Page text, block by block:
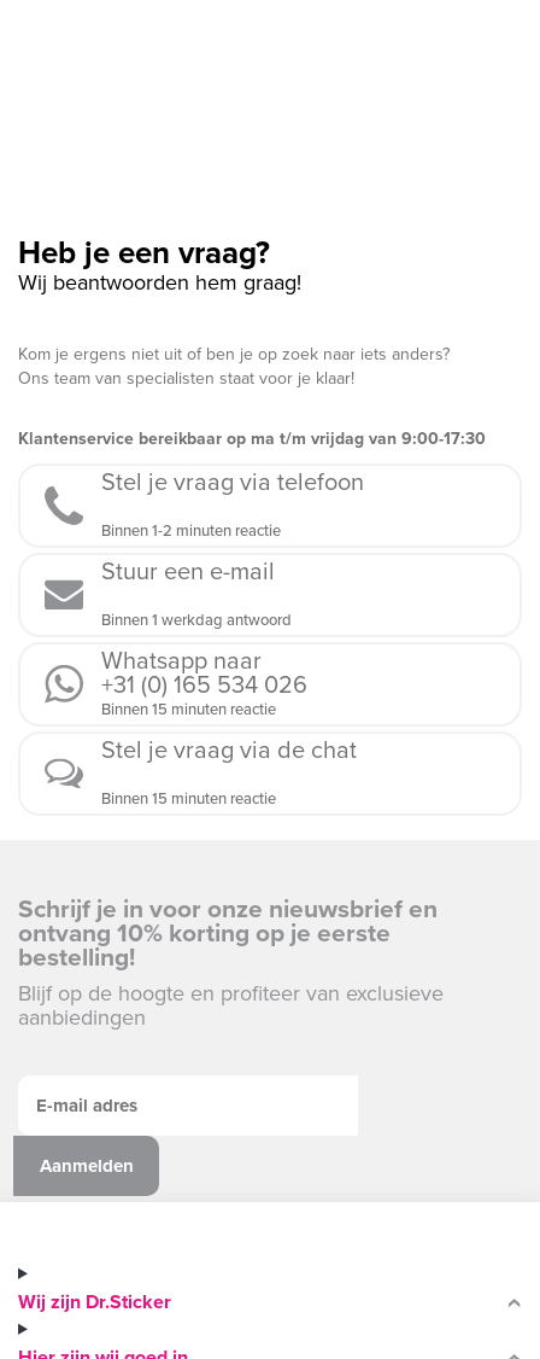
Heb je een vraag?
Wij beantwoorden hem graag!
Kom je ergens niet uit of ben je op zoek naar iets anders?
Ons team van specialisten staat voor je klaar!
Klantenservice bereikbaar op ma t/m vrijdag van 9:00-17:30
Stel je vraag via telefoon
Binnen 1-2 minuten reactie
Stuur een e-mail
Binnen 1 werkdag antwoord
Whatsapp naar
+31 (0) 165 534 026
Binnen 15 minuten reactie
Stel je vraag via de chat
Binnen 15 minuten reactie
Schrijf je in voor onze nieuwsbrief en
ontvang 10% korting op je eerste
bestelling!
Blijf op de hoogte en profiteer van exclusieve
aanbiedingen
Wij zijn Dr.Sticker